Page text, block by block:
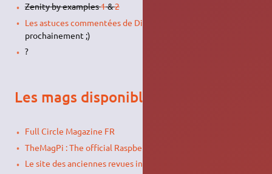
Zenity by examples1&2
Les astuces commentées de DistroWatch
prochainement ;)
?
Les mags disponibles
Full Circle Magazine FR
TheMagPi : The official Raspberry Pi magazine
Le site des anciennes revues informatiques